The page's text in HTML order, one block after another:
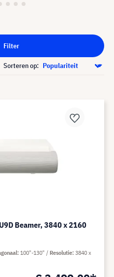
Filter
Sorteren op:
Beamer, 3840 x 2160
100"-130" Resolutie 3840 x